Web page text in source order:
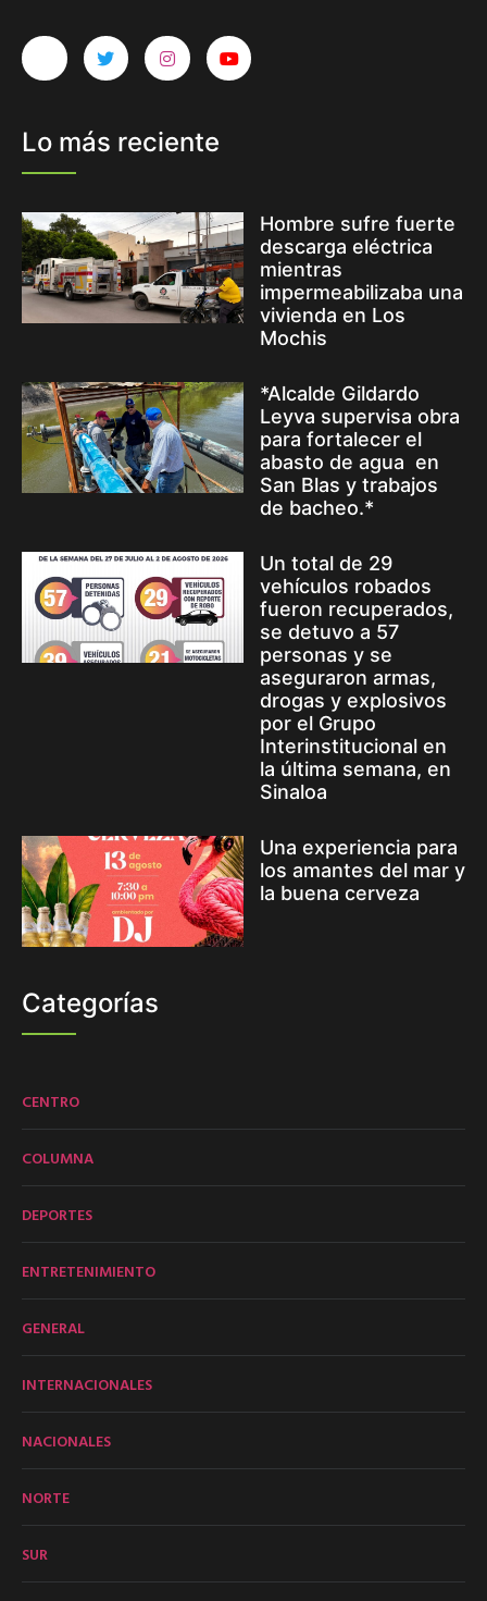
Lo más reciente
Hombre sufre fuerte
descarga eléctrica
mientras
impermeabilizaba una
vivienda en Los
Mochis
*Alcalde Gildardo
Leyva supervisa obra
para fortalecer el
abasto de agua en
San Blas y trabajos
de bacheo.*
Un total de 29
vehículos robados
fueron recuperados,
se detuvo a 57
personas y se
aseguraron armas,
drogas y explosivos
por el Grupo
Interinstitucional en
la última semana, en
Sinaloa
Una experiencia para
los amantes del mar y
la buena cerveza
Categorías
CENTRO
COLUMNA
DEPORTES
ENTRETENIMIENTO
GENERAL
INTERNACIONALES
NACIONALES
NORTE
SUR